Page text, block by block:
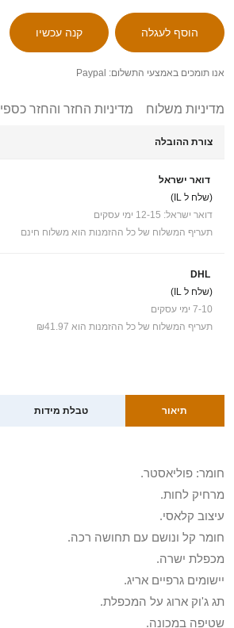
אנו תומכים באמצעי התשלום: Paypal
מדיניות משלוח מדיניות החזר והחזר כספי
צורת ההובלה
דואר ישראל
(שלח ל IL)
דואר ישראל: 12-15 ימי עסקים
תעריף המשלוח של כל ההזמנות הוא משלוח חינם
DHL
(שלח ל IL)
7-10 ימי עסקים
תעריף המשלוח של כל ההזמנות הוא ₪41.97
תיאור טבלת מידות
חומר: פוליאסטר.
מרחיק לחות.
עיצוב קלאסי.
חומר קל ונושם עם תחושה רכה.
מכפלת ישרה.
יישומים גרפיים אריג.
תג ג'וק ארוג על המכפלת.
שטיפה במכונה.